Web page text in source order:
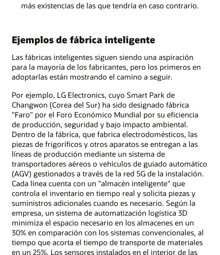
más existencias de las que tendría en caso contrario.
Ejemplos de fábrica inteligente
Las fábricas inteligentes siguen siendo una aspiración
para la mayoría de los fabricantes, pero los primeros en
adoptarlas están mostrando el camino a seguir.
Por ejemplo, LG Electronics, cuyo Smart Park de
Changwon (Corea del Sur) ha sido designado fábrica
"Faro" por el Foro Económico Mundial por su eficiencia
de producción, seguridad y bajo impacto ambiental.
Dentro de la fábrica, que fabrica electrodomésticos, las
piezas de frigoríficos y otros aparatos se entregan a las
líneas de producción mediante un sistema de
transportadores aéreos o vehículos de guiado automático
(AGV) gestionados a través de la red 5G de la instalación.
Cada línea cuenta con un "almacén inteligente" que
controla el inventario en tiempo real y solicita piezas y
suministros adicionales cuando es necesario. Según la
empresa, un sistema de automatización logística 3D
minimiza el espacio necesario en los almacenes en un
30% en comparación con los sistemas convencionales, al
tiempo que acorta el tiempo de transporte de materiales
en un 25%. Los sensores instalados en el interior de las